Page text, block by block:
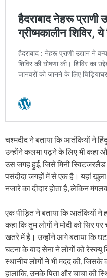
चश्मदीद ने बताया कि आतंकियों ने
उन्होंने कलमा पढ़ने के लिए भी कहा
उस जगह हुई, जिसे मिनी
पसंदीदा जगहों में से एक है। यहां
नजारे का दीदार होता है, लेकिन
एक पीड़ित ने बताया कि आतंकियों ने
कहा कि तुम लोगों ने मोदी को सिर
खतरे में है। उन्होंने आगे बताया कि
घटना के बाद सेना ने लोगों को
स्थानीय लोगों ने भी मदद की,
हालांकि, उनके पिता और चाचा की